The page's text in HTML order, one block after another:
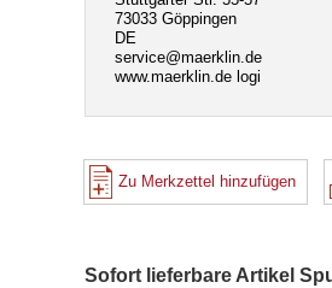
73033 Göppingen
DE
service@maerklin.de
www.maerklin.de logi
Zu Merkzettel hinzufügen
Sofort lieferbare Artikel